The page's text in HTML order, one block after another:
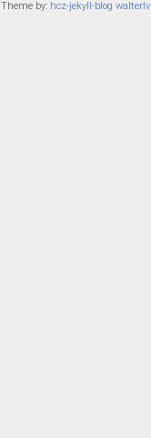
Theme by: hcz-jekyll-blog walterlv